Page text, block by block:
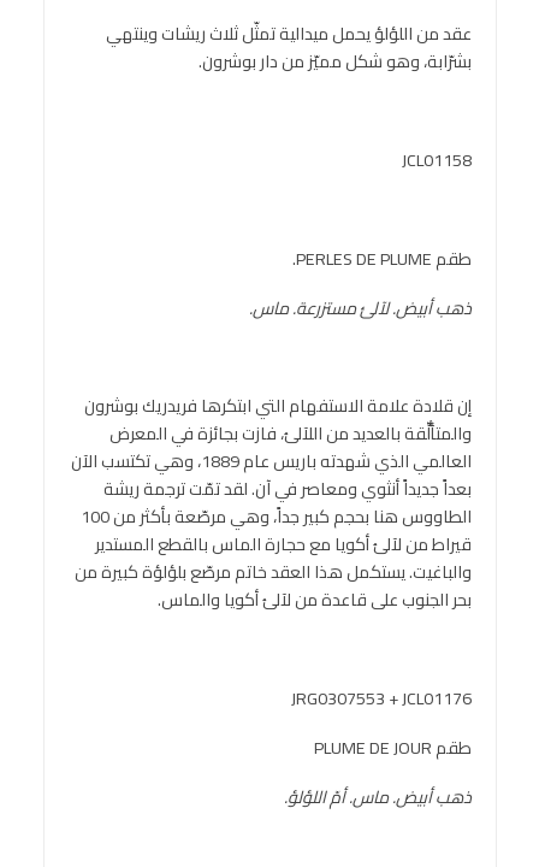
عقد من اللؤلؤ يحمل ميدالية تمثّل ثلاث ريشات وينتهي
بشرّابة، وهو شكل مميّز من دار بوشرون.
JCL01158
طقم PERLES DE PLUME.
ذهب أبيض. لآلئ مستزرعة. ماس.
إن قلادة علامة الاستفهام التي ابتكرها فريدريك بوشرون
والمتألٌّقة بالعديد من اللآلئ، فازت بجائزة في المعرض
العالمي الذي شهدته باريس عام 1889، وهي تكتسب الآن
بعداً جديداً أنثوي ومعاصر في آن. لقد تمّت ترجمة ريشة
الطاووس هنا بحجم كبير جداً، وهي مرصّعة بأكثر من 100
قيراط من لآلئ أكويا مع حجارة الماس بالقطع المستدير
والباغيت. يستكمل هذا العقد خاتم مرصّع بلؤلؤة كبيرة من
بحر الجنوب على قاعدة من لآلئ أكويا والماس.
JRG0307553 + JCL01176
طقم PLUME DE JOUR
ذهب أبيض. ماس. أمّ اللؤلؤ.